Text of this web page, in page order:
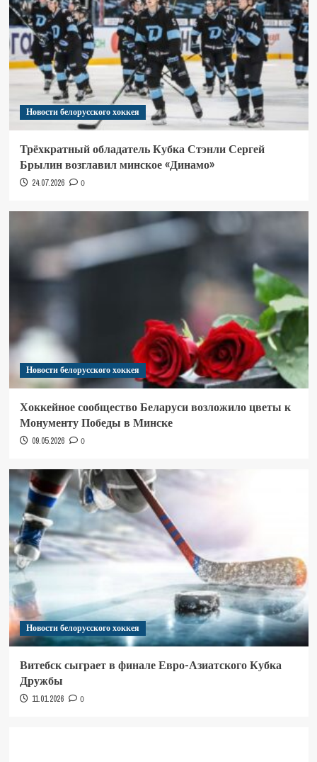
Новости белорусского хоккея
Трёхкратный обладатель Кубка Стэнли Сергей
Брылин возглавил минское «Динамо»
24.07.2026 0
Новости белорусского хоккея
Хоккейное сообщество Беларуси возложило цветы к
Монументу Победы в Минске
09.05.2026 0
Новости белорусского хоккея
Витебск сыграет в финале Евро-Азиатского Кубка
Дружбы
11.01.2026 0